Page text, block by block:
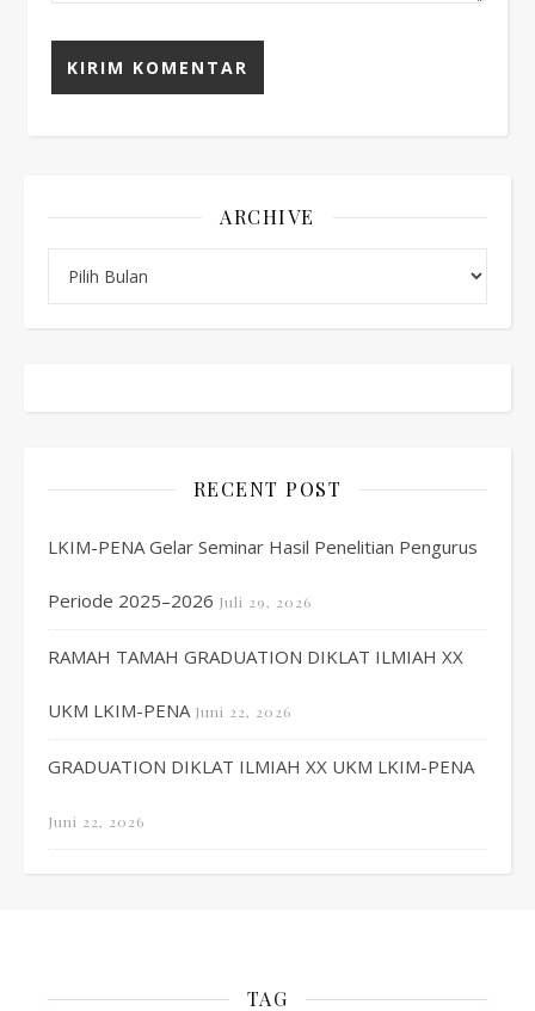
ARCHIVE
RECENT POST
LKIM-PENA Gelar Seminar Hasil Penelitian Pengurus
Periode 2025–2026 Juli 29, 2026
RAMAH TAMAH GRADUATION DIKLAT ILMIAH XX
UKM LKIM-PENA Juni 22, 2026
GRADUATION DIKLAT ILMIAH XX UKM LKIM-PENA
Juni 22, 2026
TAG